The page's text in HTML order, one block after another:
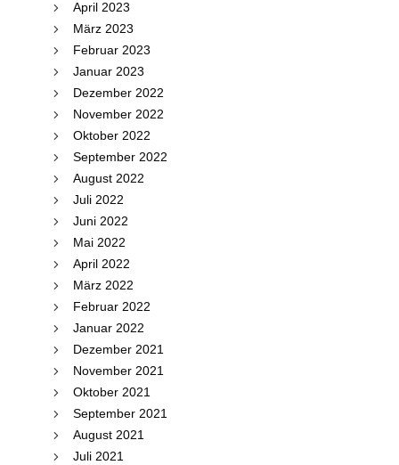
April 2023
März 2023
Februar 2023
Januar 2023
Dezember 2022
November 2022
Oktober 2022
September 2022
August 2022
Juli 2022
Juni 2022
Mai 2022
April 2022
März 2022
Februar 2022
Januar 2022
Dezember 2021
November 2021
Oktober 2021
September 2021
August 2021
Juli 2021